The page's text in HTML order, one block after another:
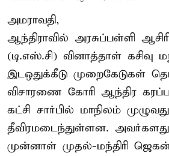
அமராவதி,
ஆந்திராவில் அரசுப்பள்ளி
(டி.எஸ்.சி) வினாத்தாள் கசிவு
இடஒதுக்கீடு முறைகேடுகள்
விசாரணை கோரி ஆந்திர
கட்சி சார்பில் மாநிலம்
தீவிரமடைந்துள்ளன. அவர்களது
முன்னாள் முதல்-மந்திரி